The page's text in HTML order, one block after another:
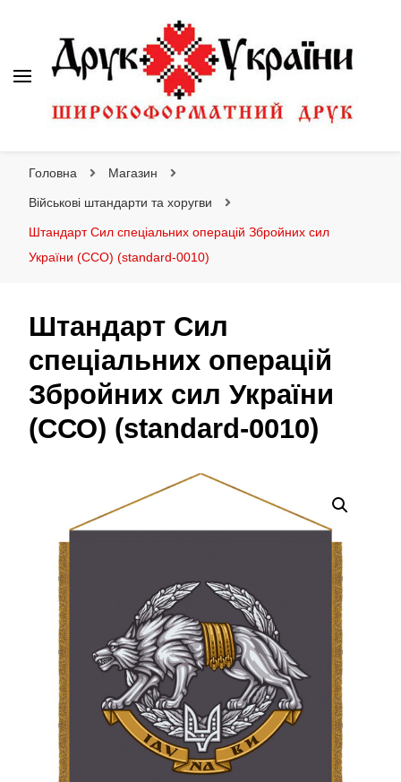
Головна Магазин
Військові штандарти та хоругви
Штандарт Сил спеціальних операцій Збройних сил
України (ССО) (standard-0010)
Штандарт Сил
спеціальних операцій
Збройних сил України
(ССО) (standard-0010)